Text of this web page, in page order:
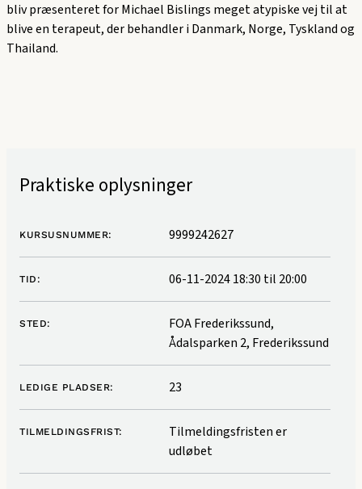
bliv præsenteret for Michael Bislings meget atypiske vej til at
blive en terapeut, der behandler i Danmark, Norge, Tyskland og
Thailand.
Praktiske oplysninger
KURSUSNUMMER: 9999242627
TID: 06-11-2024 18:30 til 20:00
STED:
FOA Frederikssund,
Ådalsparken 2, Frederikssund
LEDIGE PLADSER: 23
TILMELDINGSFRIST:
Tilmeldingsfristen er
udløbet